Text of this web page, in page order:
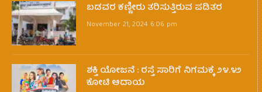
ಬಡವರ ಕಣ್ಣೀರು ತರಿಸುತ್ತಿರುವ ಪಡಿತರ
November 21, 2024 6:06 pm
ಶಕ್ತಿ ಯೋಜನೆ : ರಸ್ತೆ ಸಾರಿಗೆ ನಿಗಮಕ್ಕೆ ೨೪.೪೨
ಕೋಟಿ ಆದಾಯ